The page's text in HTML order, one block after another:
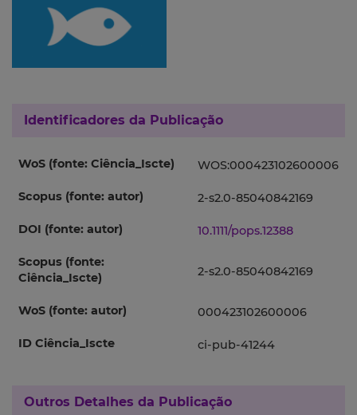
Identificadores da Publicação
WoS (fonte: Ciência_Iscte) WOS:000423102600006
Scopus (fonte: autor) 2-s2.0-85040842169
DOI (fonte: autor) 10.1111/pops.12388
Scopus (fonte:
Ciência_Iscte)
2-s2.0-85040842169
WoS (fonte: autor) 000423102600006
ID Ciência_Iscte ci-pub-41244
Outros Detalhes da Publicação